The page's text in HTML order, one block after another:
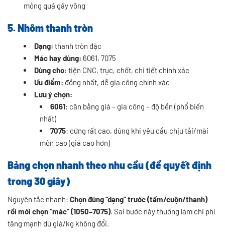
mỏng quá gây võng
5. Nhôm thanh tròn
Dạng: thanh tròn đặc
Mác hay dùng: 6061, 7075
Dùng cho: tiện CNC, trục, chốt, chi tiết chính xác
Ưu điểm: đồng nhất, dễ gia công chính xác
Lưu ý chọn:
6061: cân bằng giá – gia công – độ bền (phổ biến
nhất)
7075: cứng rất cao, dùng khi yêu cầu chịu tải/mài
mòn cao (giá cao hơn)
Bảng chọn nhanh theo nhu cầu (để quyết định
trong 30 giây)
Nguyên tắc nhanh: Chọn đúng “dạng” trước (tấm/cuộn/thanh)
rồi mới chọn “mác” (1050–7075). Sai bước này thường làm chi phí
tăng mạnh dù giá/kg không đổi.